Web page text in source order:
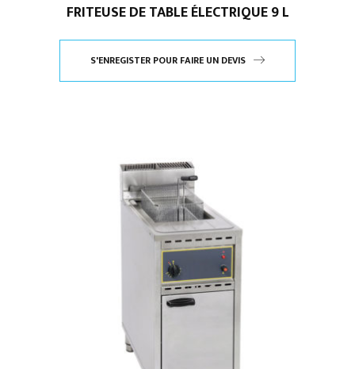
FRITEUSE DE TABLE ÉLECTRIQUE 9 L
S'ENREGISTER POUR FAIRE UN DEVIS